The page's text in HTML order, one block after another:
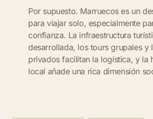
Por supuesto. Marruecos es un
para viajar solo, especialmente
confianza. La infraestructura
desarrollada, los tours grupales y
privados facilitan la logística, y la
local añade una rica dimensión